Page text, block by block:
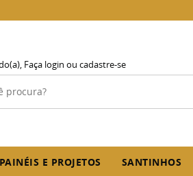
Faça login ou cadastre-se
PAINÉIS E PROJETOS SANTINHOS